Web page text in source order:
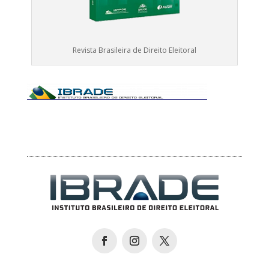
Revista Brasileira de Direito Eleitoral